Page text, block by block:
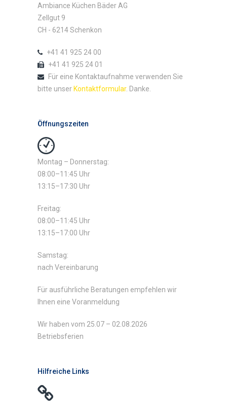
Ambiance Küchen Bäder AG
Zellgut 9
CH - 6214 Schenkon
+41 41 925 24 00
+41 41 925 24 01
Für eine Kontaktaufnahme verwenden Sie
bitte unser Kontaktformular. Danke.
Öffnungszeiten
Montag – Donnerstag:
08:00–11:45 Uhr
13:15–17:30 Uhr
Freitag:
08:00–11:45 Uhr
13:15–17:00 Uhr
Samstag:
nach Vereinbarung
Für ausführliche Beratungen empfehlen wir
Ihnen eine Voranmeldung
Wir haben vom 25.07 – 02.08.2026
Betriebsferien
Hilfreiche Links